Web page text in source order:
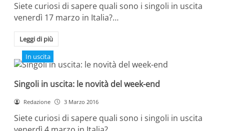
Siete curiosi di sapere quali sono i singoli in uscita
venerdì 17 marzo in Italia?…
Leggi di più
In uscita
Singoli in uscita: le novità del week-end
Redazione 3 Marzo 2016
Siete curiosi di sapere quali sono i singoli in uscita